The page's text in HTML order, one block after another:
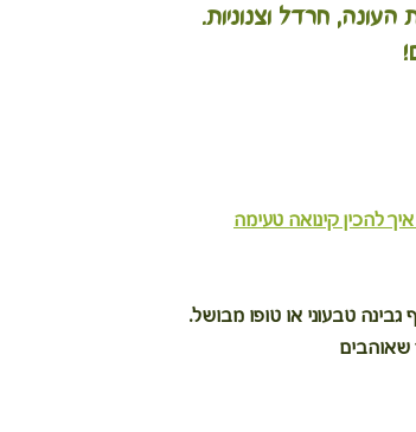
חרדל וצנוניות.
להכין קינואה טעימה
שאוהבים